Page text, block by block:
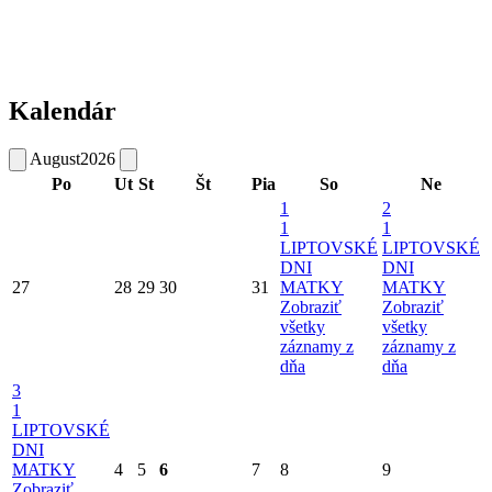
Kalendár
August2026
Po
Ut St Št Pia So Ne
27 28 29 30 31
1
1
LIPTOVSKÉ
DNI
MATKY
Zobraziť
všetky
záznamy z
dňa
2
1
LIPTOVSKÉ
DNI
MATKY
Zobraziť
všetky
záznamy z
dňa
3
1
LIPTOVSKÉ
DNI
MATKY
4 5 6 7 8 9